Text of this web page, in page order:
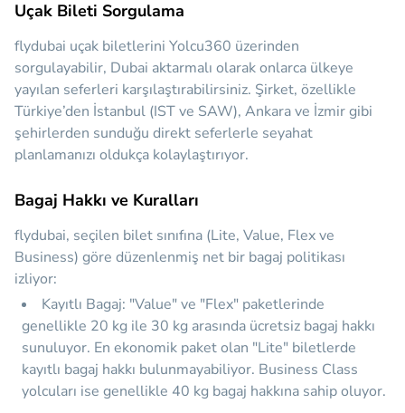
Uçak Bileti Sorgulama
flydubai uçak biletlerini Yolcu360 üzerinden
sorgulayabilir, Dubai aktarmalı olarak onlarca ülkeye
yayılan seferleri karşılaştırabilirsiniz. Şirket, özellikle
Türkiye’den İstanbul (IST ve SAW), Ankara ve İzmir gibi
şehirlerden sunduğu direkt seferlerle seyahat
planlamanızı oldukça kolaylaştırıyor.
Bagaj Hakkı ve Kuralları
flydubai, seçilen bilet sınıfına (Lite, Value, Flex ve
Business) göre düzenlenmiş net bir bagaj politikası
izliyor:
Kayıtlı Bagaj: "Value" ve "Flex" paketlerinde
genellikle 20 kg ile 30 kg arasında ücretsiz bagaj hakkı
sunuluyor. En ekonomik paket olan "Lite" biletlerde
kayıtlı bagaj hakkı bulunmayabiliyor. Business Class
yolcuları ise genellikle 40 kg bagaj hakkına sahip oluyor.